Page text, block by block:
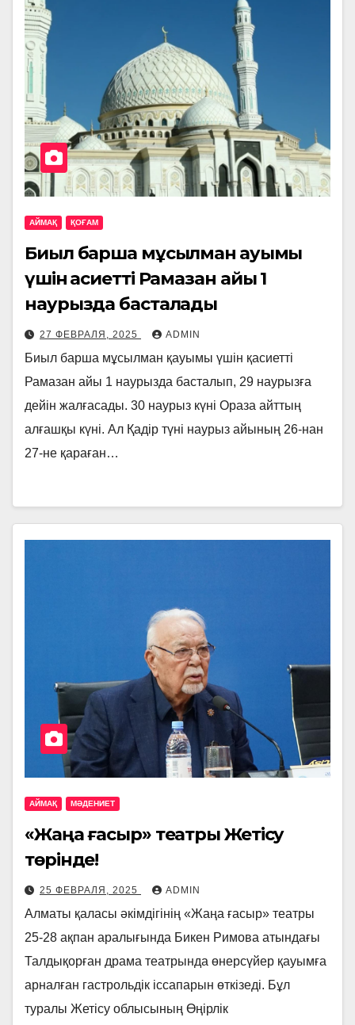
АЙМАҚ ҚОҒАМ
Биыл барша мұсылман қауымы
үшін қасиетті Рамазан айы 1
наурызда басталады
27 ФЕВРАЛЯ, 2025 ADMIN
Биыл барша мұсылман қауымы үшін қасиетті
Рамазан айы 1 наурызда басталып, 29 наурызға
дейін жалғасады. 30 наурыз күні Ораза айттың
алғашқы күні. Ал Қадір түні наурыз айының 26-нан
27-не қараған…
АЙМАҚ МӘДЕНИЕТ
«Жаңа ғасыр» театры Жетісу
төрінде!
25 ФЕВРАЛЯ, 2025 ADMIN
Алматы қаласы әкімдігінің «Жаңа ғасыр» театры
25-28 ақпан аралығында Бикен Римова атындағы
Талдықорған драма театрында өнерсүйер қауымға
арналған гастрольдік іссапарын өткізеді. Бұл
туралы Жетісу облысының Өңірлік